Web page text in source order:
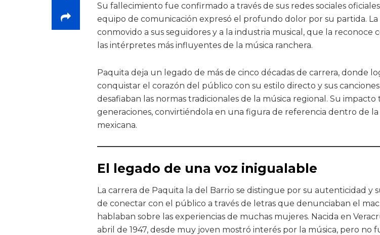
Su fallecimiento fue confirmado a través de sus redes sociales
equipo de comunicación expresó el profundo dolor por su partida. La
conmovido a sus seguidores y a la industria musical, que la reconoce
las intérpretes más influyentes de la música ranchera.
Paquita deja un legado de más de cinco décadas de carrera, donde
conquistar el corazón del público con su estilo directo y sus
desafiaban las normas tradicionales de la música regional. Su impacto
generaciones, convirtiéndola en una figura de referencia dentro de la
mexicana.
El legado de una voz inigualable
La carrera de Paquita la del Barrio se distingue por su autenticidad y
de conectar con el público a través de letras que denunciaban el
hablaban sobre las experiencias de muchas mujeres. Nacida en
abril de 1947, desde muy joven mostró interés por la música, pero no